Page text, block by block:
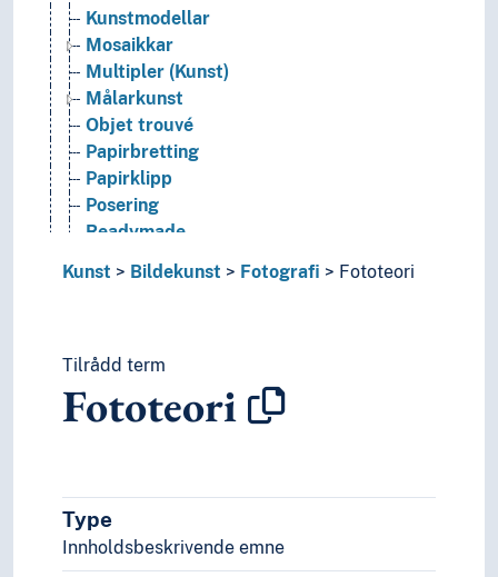
Kunstmodellar
Mosaikkar
Multipler (Kunst)
Målarkunst
Objet trouvé
Papirbretting
Papirklipp
Posering
Readymade
Silhuettar
Verke­middel (Bildekunst)
Design
Film
Kalligrafi
Kunstforståing
Kunsthandverk
Kunst Bildekunst Fotografi Fototeori
Tilrådd term
Fototeori
Type
Innholdsbeskrivende emne